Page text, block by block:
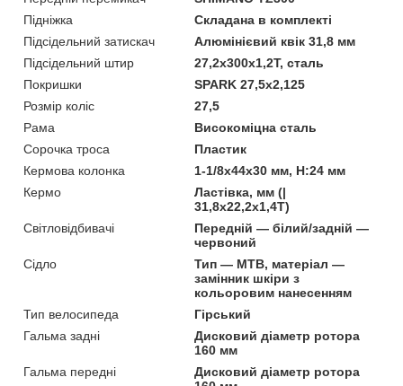
Підніжка
Складана в комплекті
Підсідельний затискач
Алюмінієвий квік 31,8 мм
Підсідельний штир
27,2х300х1,2T, сталь
Покришки
SPARK 27,5х2,125
Розмір коліс
27,5
Рама
Високоміцна сталь
Сорочка троса
Пластик
Кермова колонка
1-1/8х44х30 мм, H:24 мм
Кермо
Ластівка, мм (|
31,8х22,2х1,4Т)
Світловідбивачі
Передній — білий/задній —
червоний
Сідло
Тип — MTB, матеріал —
замінник шкіри з
кольоровим нанесенням
Тип велосипеда
Гірський
Гальма задні
Дисковий діаметр ротора
160 мм
Гальма передні
Дисковий діаметр ротора